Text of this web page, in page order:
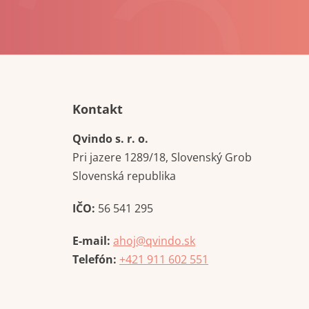
Kontakt
Qvindo s. r. o.
Pri jazere 1289/18, Slovenský Grob
Slovenská republika
IČO: 56 541 295
E-mail: ahoj@qvindo.sk
Telefón: +421 911 602 551